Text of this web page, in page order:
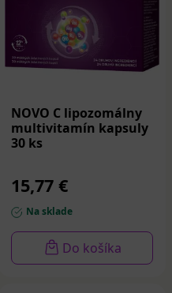
NOVO C lipozomálny
multivitamín kapsuly
30 ks
15,77 €
Na sklade
Do košíka